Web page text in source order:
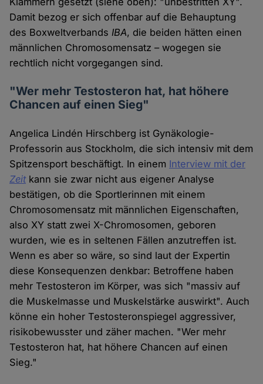
Damit bezog er sich offenbar auf die Behauptung
des BoxweltverbandsIBA, die beiden hätten einen
männlichen Chromosomensatz – wogegen sie
rechtlich nicht vorgegangen sind.
"Wer mehr Testosteron hat, hat höhere
Chancen auf einen Sieg"
Angelica Lindén Hirschberg ist Gynäkologie-
Professorin aus Stockholm, die sich intensiv mit dem
Spitzensport beschäftigt. In einem Interview mit der
Zeitkann sie zwar nicht aus eigener Analyse
bestätigen, ob die Sportlerinnen mit einem
Chromosomensatz mit männlichen Eigenschaften,
also XY statt zwei X-Chromosomen, geboren
wurden, wie es in seltenen Fällen anzutreffen ist.
Wenn es aber so wäre, so sind laut der Expertin
diese Konsequenzen denkbar: Betroffene haben
mehr Testosteron im Körper, was sich "massiv auf
die Muskelmasse und Muskelstärke auswirkt". Auch
könne ein hoher Testosteronspiegel aggressiver,
risikobewusster und zäher machen. "Wer mehr
Testosteron hat, hat höhere Chancen auf einen
Sieg."